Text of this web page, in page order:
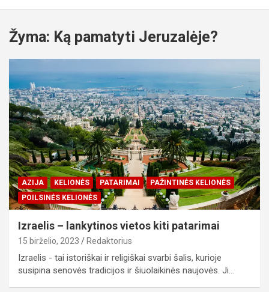
Žyma: Ką pamatyti Jeruzalėje?
AZIJA KELIONĖS PATARIMAI
PAŽINTINĖS KELIONĖS
POILSINĖS KELIONĖS
Izraelis – lankytinos vietos kiti patarimai
15 birželio, 2023 Redaktorius
Izraelis - tai istoriškai ir religiškai svarbi šalis, kurioje
susipina senovės tradicijos ir šiuolaikinės naujovės. Ji…